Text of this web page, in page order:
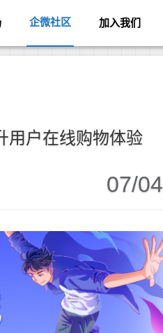
企微社区 加入我们
用户在线购物体验
07/04